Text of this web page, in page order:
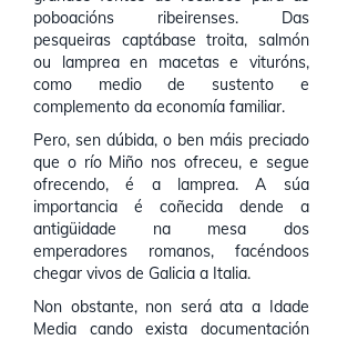
poboacións ribeirenses. Das
pesqueiras captábase troita, salmón
ou lamprea en macetas e vituróns,
como medio de sustento e
complemento da economía familiar.
Pero, sen dúbida, o ben máis preciado
que o río Miño nos ofreceu, e segue
ofrecendo, é a lamprea. A súa
importancia é coñecida dende a
antigüidade na mesa dos
emperadores romanos, facéndoos
chegar vivos de Galicia a Italia.
Non obstante, non será ata a Idade
Media cando exista documentación